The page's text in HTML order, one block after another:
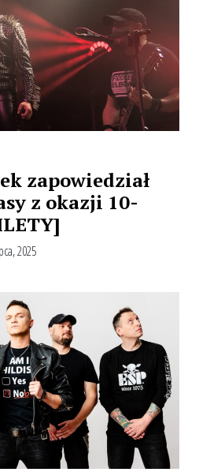
zapowiedział
z okazji 10-
2025